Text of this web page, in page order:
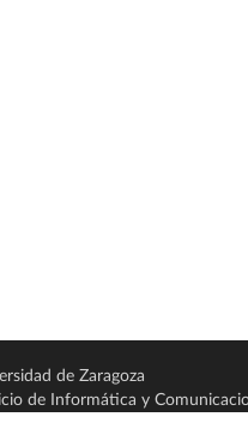
de Zaragoza
de Informática y